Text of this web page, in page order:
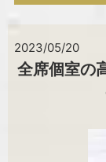
2023/05/20
全席個室の